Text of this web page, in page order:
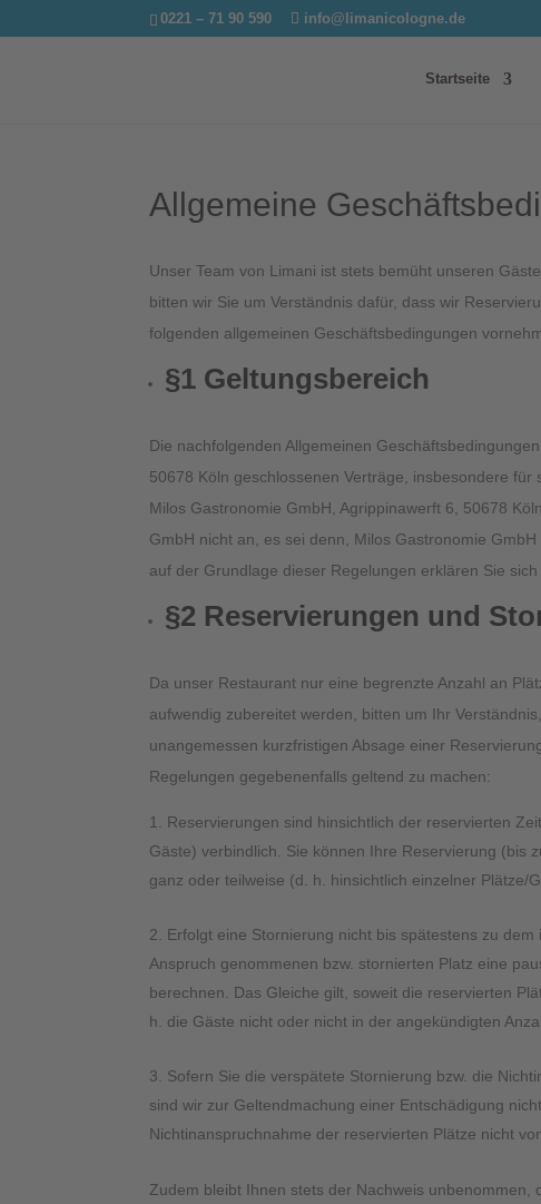
0221 – 71 90 590 info@limanicologne.de
Startseite
Allgemeine
Unser Team von Limani ist stets bemüht unseren
bitten wir Sie um Verständnis dafür, dass wir
folgenden allgemeinen Geschäftsbedingungen
§1 Geltungsbereich
Die nachfolgenden Allgemeinen
50678 Köln geschlossenen Verträge, insbesondere
Milos Gastronomie GmbH, Agrippinawerft 6, 50678
GmbH nicht an, es sei denn, Milos Gastronomie
auf der Grundlage dieser Regelungen erklären Sie
§2 Reservierungen und
Da unser Restaurant nur eine begrenzte Anzahl an
aufwendig zubereitet werden, bitten um Ihr
unangemessen kurzfristigen Absage einer
Regelungen gegebenenfalls geltend zu machen:
Reservierungen sind hinsichtlich der reservierten
Gäste) verbindlich. Sie können Ihre Reservierung (bis
ganz oder teilweise (d. h. hinsichtlich einzelner Plätze/
Erfolgt eine Stornierung nicht bis spätestens zu
Anspruch genommenen bzw. stornierten Platz eine
berechnen. Das Gleiche gilt, soweit die reservierten
h. die Gäste nicht oder nicht in der angekündigten
Sofern Sie die verspätete Stornierung bzw. die
sind wir zur Geltendmachung einer Entschädigung
Nichtinanspruchnahme der reservierten Plätze nicht
Zudem bleibt Ihnen stets der Nachweis